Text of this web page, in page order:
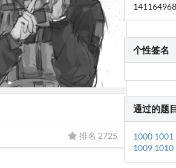
排名 2725
个性签名
通过的题
1000 1001
1009 1010